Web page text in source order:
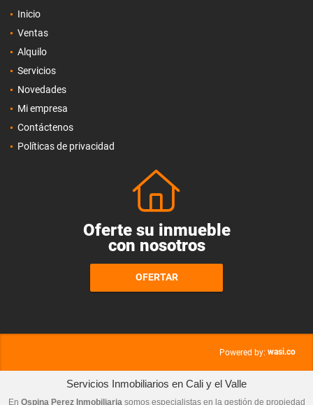
Inicio
Ventas
Alquilo
Servicios
Novedades
Mi empresa
Contáctenos
Políticas de privacidad
Oferte su inmueble
con nosotros
OFERTAR
Powered by: wasi.co
Servicios Inmobiliarios en Cali y el Valle
En Ospina Perez Inmobiliariasomos especialistas en la gestión de propiedad